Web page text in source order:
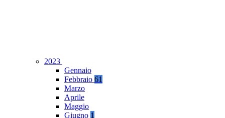
2023
Gennaio
Febbraio 61
Marzo
Aprile
Maggio
Giugno 1